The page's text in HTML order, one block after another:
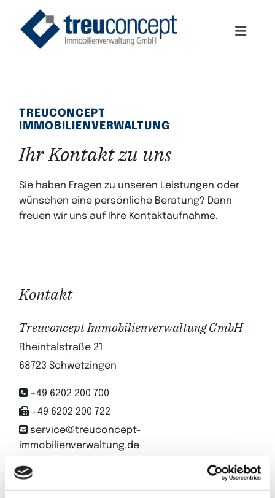
TREUCONCEPT
IMMOBILIENVERWALTUNG
Ihr Kontakt zu uns
Sie haben Fragen zu unseren Leistungen oder
wünschen eine persönliche Beratung? Dann
freuen wir uns auf Ihre Kontaktaufnahme.
Kontakt
Treuconcept Immobilienverwaltung GmbH
Rheintalstraße 21
68723 Schwetzingen
 +49 6202 200 700
 +49 6202 200 722
 service@treuconcept-
immobilienverwaltung.de
Schreiben Sie uns